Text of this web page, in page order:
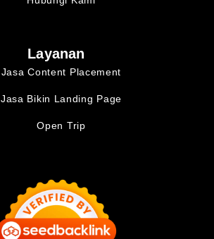
Layanan
Jasa Content Placement
Jasa Bikin Landing Page
Open Trip